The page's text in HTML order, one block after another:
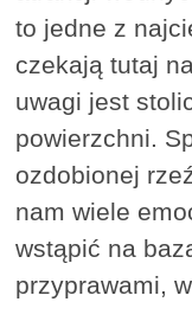
to jedne z
czekają tutaj
uwagi jest
powierzchni.
ozdobionej
nam wiele
wstąpić na
przyprawami,